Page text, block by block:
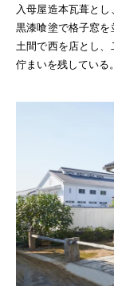
入母屋造本瓦葺と
黒漆喰塗で格子窓
土間で西を店とし
佇まいを残している。